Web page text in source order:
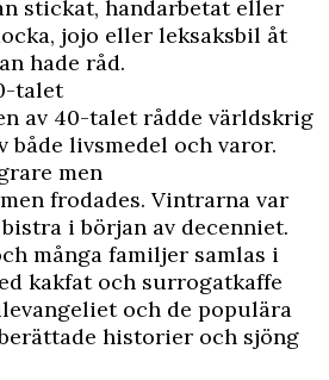
stickat, handarbetat eller
jojo eller leksaksbil åt
hade råd.
talet
av 40-talet rådde världskrig
både livsmedel och varor.
men
frodades. Vintrarna var
i början av decenniet.
många familjer samlas i
kakfat och surrogatkaffe
och de populära
historier och sjöng